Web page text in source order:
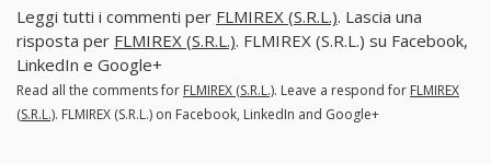
Leggi tutti i commenti per FLMIREX (S.R.L.). Lascia una
risposta per FLMIREX (S.R.L.). FLMIREX (S.R.L.) su Facebook,
LinkedIn e Google+
Read all the comments for FLMIREX (S.R.L.). Leave a respond for FLMIREX
(S.R.L.). FLMIREX (S.R.L.) on Facebook, LinkedIn and Google+